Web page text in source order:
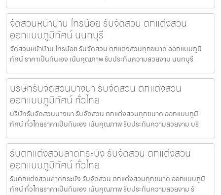
จัดสวนหน้าบ้าน ไทรน้อย รับจัดสวน ตกแต่งสวน
ออกแบบภูมิทัศน์ นนทบุรี
จัดสวนหน้าบ้าน ไทรน้อย รับจัดสวน ตกแต่งสวนทุกขนาด ออกแบบภูมิ
ทัศน์ ราคาเป็นกันเอง เน้นคุณภาพ รับประกันความสวยงาม นนทบุรี
บริษัทรับจัดสวนบางนา รับจัดสวน ตกแต่งสวน
ออกแบบภูมิทัศน์ ทั่วไทย
บริษัทรับจัดสวนบางนา รับจัดสวน ตกแต่งสวนทุกขนาด ออกแบบภูมิ
ทัศน์ ทั่วไทยราคาเป็นกันเอง เน้นคุณภาพ รับประกันความสวยงาม บริ
รับตกแต่งสวนลาดกระบัง รับจัดสวน ตกแต่งสวน
ออกแบบภูมิทัศน์ ทั่วไทย
รับตกแต่งสวนลาดกระบัง รับจัดสวน ตกแต่งสวนทุกขนาด ออกแบบภูมิ
ทัศน์ ทั่วไทยราคาเป็นกันเอง เน้นคุณภาพ รับประกันความสวยงาม รั